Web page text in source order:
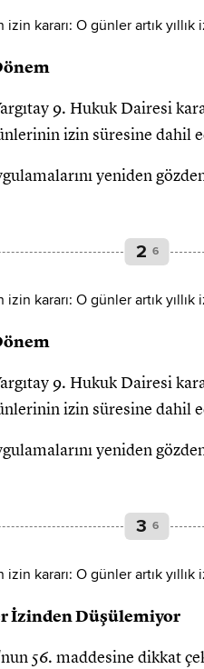
9. Hukuk Dairesi
izin süresine dahil
yeniden
2 6
9. Hukuk Dairesi
izin süresine dahil
yeniden
3 6
İzinden Düşülemiyor
56. maddesine dikkat